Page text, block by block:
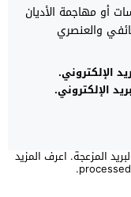
أو مهاجمة الأديان
والعنصري
الإلكتروني.
الإلكتروني.
المزعجة. اعرف المزيد
.